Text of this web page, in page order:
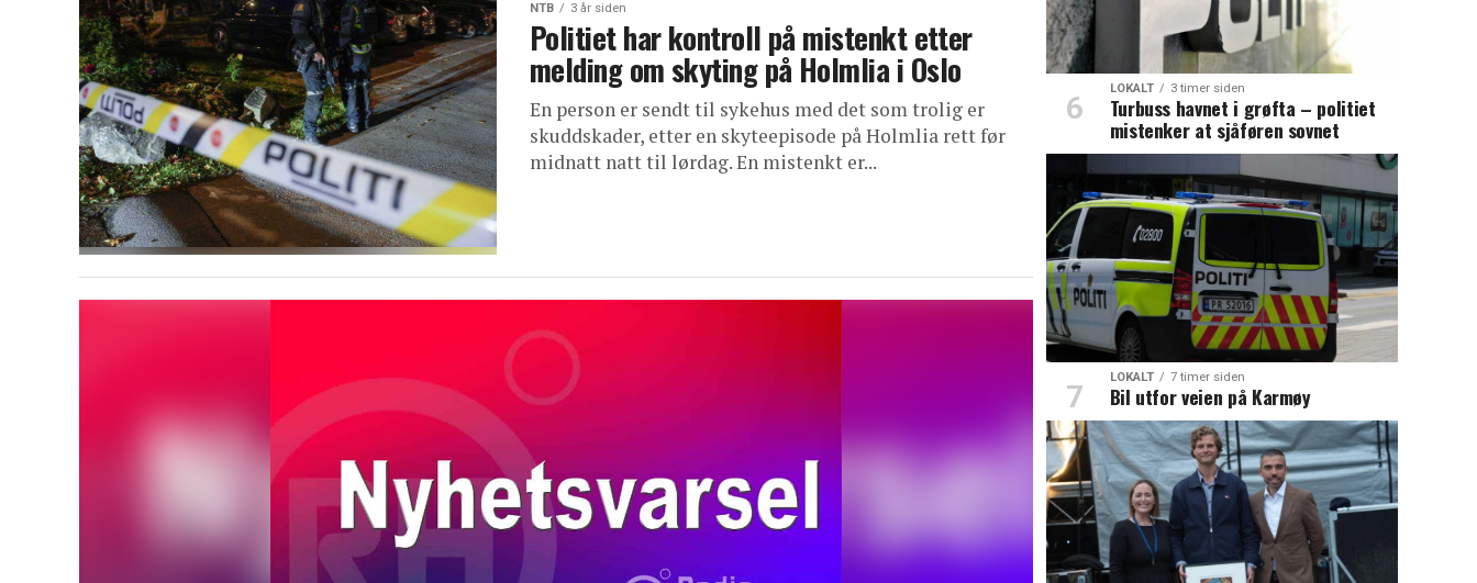
NTB 3 år siden
Politiet har kontroll på mistenkt etter
melding om skyting på Holmlia i Oslo
En person er sendt til sykehus med det som trolig er
skuddskader, etter en skyteepisode på Holmlia rett før
midnatt natt til lørdag. En mistenkt er...
LOKALT 3 timer siden
Turbuss havnet i grøfta – politiet
mistenker at sjåføren sovnet
LOKALT 7 timer siden
Bil utfor veien på Karmøy